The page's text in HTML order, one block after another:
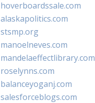
hoverboardssale.com
alaskapolitics.com
stsmp.org
manoelneves.com
mandelaeffectlibrary.com
roselynns.com
balanceyoganj.com
salesforceblogs.com